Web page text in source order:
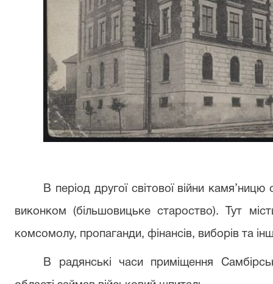
В період другої світової війни
виконком (більшовицьке староство). Тут
комсомолу, пропаганди, фінансів, виборів та
В радянські часи приміщення